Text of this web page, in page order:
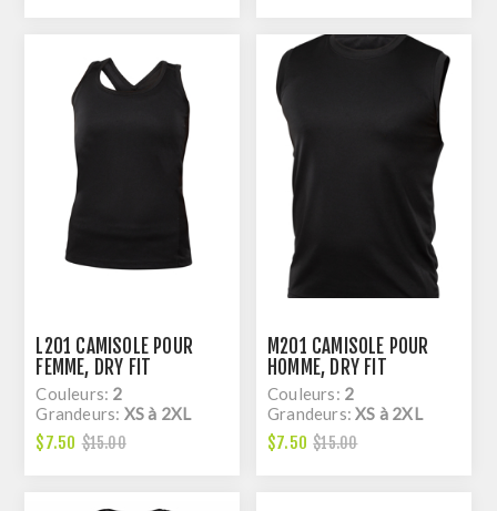
L201 CAMISOLE POUR
FEMME, DRY FIT
Couleurs: 2
Grandeurs: XS à 2XL
$7.50 $15.00
M201 CAMISOLE POUR
HOMME, DRY FIT
Couleurs: 2
Grandeurs:XS à 2XL
$7.50 $15.00